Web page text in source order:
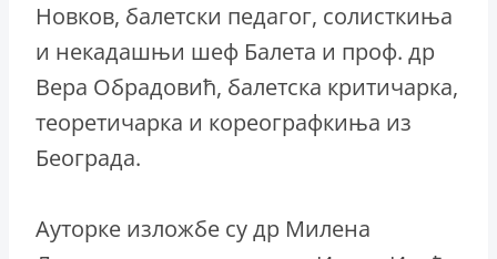
Новков, балетски педагог, солисткиња
и некадашњи шеф Балета и проф. др
Вера Обрадовић, балетска критичарка,
теоретичарка и кореографкиња из
Београда.
Ауторке изложбе су др Милена